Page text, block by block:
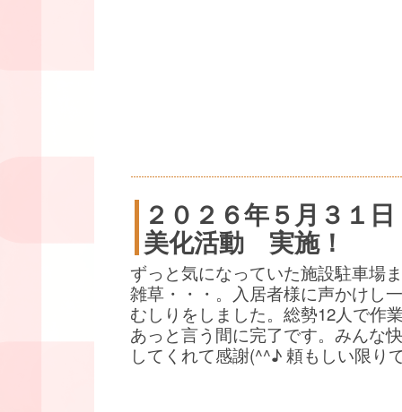
２０２６年５月３１日
美化活動 実施！
ずっと気になっていた施設駐車場
雑草・・・。入居者様に声かけし
むしりをしました。総勢12人で作
あっと言う間に完了です。みんな
してくれて感謝(^^♪ 頼もしい限り